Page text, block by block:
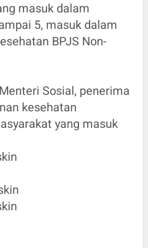
masuk dalam
5, masuk dalam
BPJS Non-
Sosial, penerima
kesehatan
yang masuk